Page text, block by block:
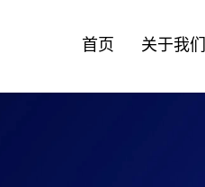
首页 关于我们